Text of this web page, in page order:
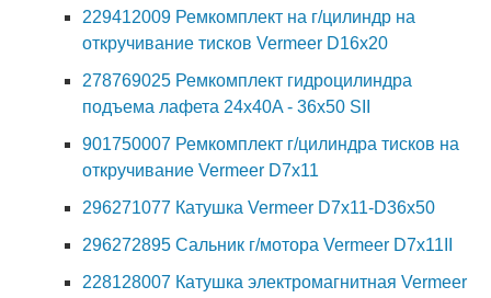
229412009 Ремкомплект на г/цилиндр на
откручивание тисков Vermeer D16x20
278769025 Ремкомплект гидроцилиндра
подъема лафета 24x40A - 36x50 SII
901750007 Ремкомплект г/цилиндра тисков на
откручивание Vermeer D7x11
296271077 Катушка Vermeer D7x11-D36x50
296272895 Сальник г/мотора Vermeer D7x11II
228128007 Катушка электромагнитная Vermeer